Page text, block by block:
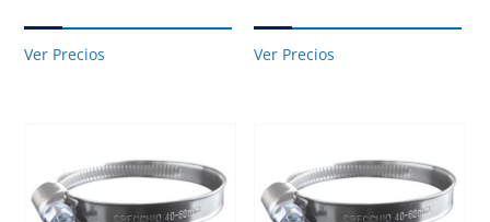
Ver Precios Ver Precios